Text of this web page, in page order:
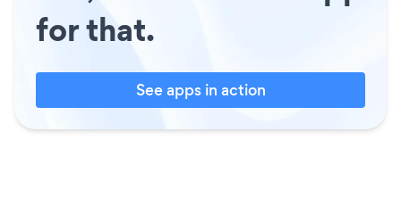
for that.
See apps in action